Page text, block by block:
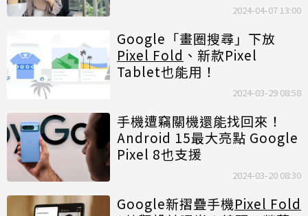
2024-04-07 13:00
Google「畫圈搜尋」下放
Pixel Fold 、新款Pixel
Tablet也能用！
2024-03-29 08:58
手機遭竊關機還能找回來！
Android 15最大亮點 Google
Pixel 8也支援
2024-03-20 08:30
Google新摺疊手機Pixel Fold